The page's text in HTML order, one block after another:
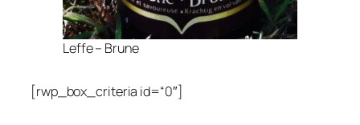
Leffe – Brune
[rwp_box_criteria id=“0″]